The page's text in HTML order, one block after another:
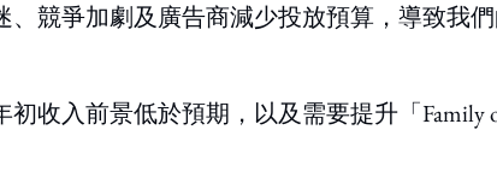
、競爭加劇及廣告商減少投放預算，導致我
收入前景低於預期，以及需要提升「Family of